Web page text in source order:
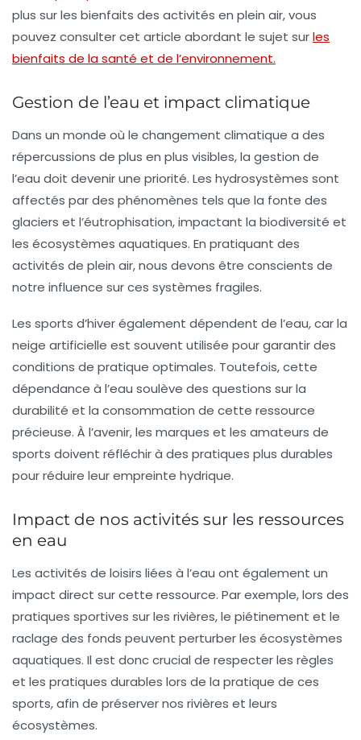
plus sur les bienfaits des activités en plein air, vous
pouvez consulter cet article abordant le sujet surles
bienfaits de la santé et de l’environnement.
Gestion de l’eau et impact climatique
Dans un monde où le changement climatique a des
répercussions de plus en plus visibles, la gestion de
l’eau doit devenir une priorité. Les hydrosystèmes sont
affectés par des phénomènes tels que la fonte des
glaciers et l’éutrophisation, impactant la biodiversité et
les écosystèmes aquatiques. En pratiquant des
activités de plein air, nous devons être conscients de
notre influence sur ces systèmes fragiles.
Les sports d’hiver également dépendent de l’eau, car la
neige artificielle est souvent utilisée pour garantir des
conditions de pratique optimales. Toutefois, cette
dépendance à l’eau soulève des questions sur la
durabilité et la consommation de cette ressource
précieuse. À l’avenir, les marques et les amateurs de
sports doivent réfléchir à des pratiques plus durables
pour réduire leur empreinte hydrique.
Impact de nos activités sur les ressources
en eau
Les activités de loisirs liées à l’eau ont également un
impact direct sur cette ressource. Par exemple, lors des
pratiques sportives sur les rivières, le piétinement et le
raclage des fonds peuvent perturber les écosystèmes
aquatiques. Il est donc crucial de respecter les règles
et les pratiques durables lors de la pratique de ces
sports, afin de préserver nos rivières et leurs
écosystèmes.